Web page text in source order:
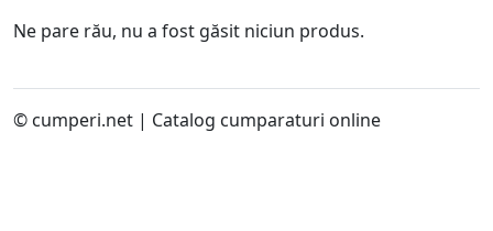
de pescuit vizat. Mulinetele frontale sunt cele mai
Baitrunner are un sistem dual de franare, ideal pentru
crap. Baitcastingul ofera precizie, dar necesita
Ne pare rău, nu a fost găsit niciun produs.
© cumperi.net | Catalog cumparaturi online